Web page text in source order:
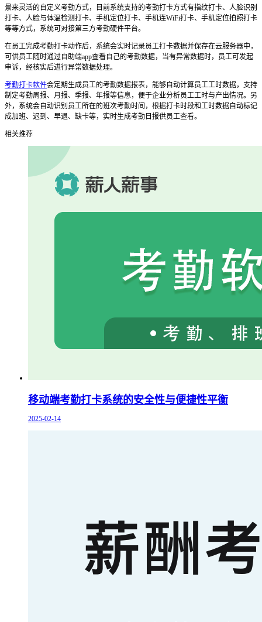
景来灵活的自定义考勤方式，目前系统支持的考勤打卡方式有指纹打卡、人脸识别
打卡、人脸与体温检测打卡、手机定位打卡、手机连WiFi打卡、手机定位拍照打卡
等等方式，系统可对接第三方考勤硬件平台。
在员工完成考勤打卡动作后，系统会实时记录员工打卡数据并保存在云服务器中，
可供员工随时通过自助端app查看自己的考勤数据，当有异常数据时，员工可发起
申诉，经核实后进行异常数据处理。
考勤打卡软件会定期生成员工的考勤数据报表，能够自动计算员工工时数据，支持
制定考勤周报、月报、季报、年报等信息，便于企业分析员工工时与产出情况。另
外，系统会自动识别员工所在的班次考勤时间，根据打卡时段和工时数据自动标记
成加班、迟到、早退、缺卡等，实时生成考勤日报供员工查看。
相关推荐
移动端考勤打卡系统的安全性与便捷性平衡
2025-02-14